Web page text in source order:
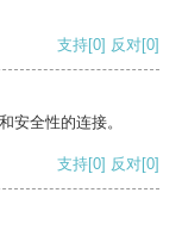
支持[0] 反对[0]
安全性的连接。
支持[0] 反对[0]